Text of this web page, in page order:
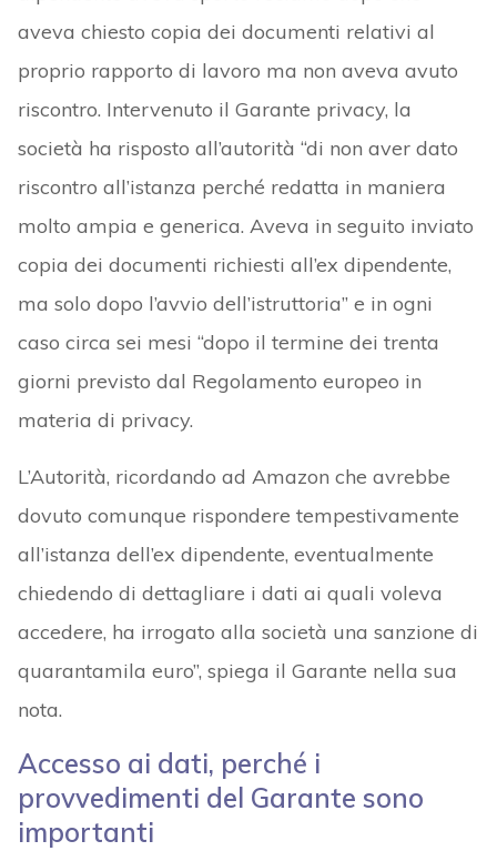
aveva chiesto copia dei documenti relativi al
proprio rapporto di lavoro ma non aveva avuto
riscontro. Intervenuto il Garante privacy, la
società ha risposto all’autorità “di non aver dato
riscontro all’istanza perché redatta in maniera
molto ampia e generica. Aveva in seguito inviato
copia dei documenti richiesti all’ex dipendente,
ma solo dopo l’avvio dell’istruttoria” e in ogni
caso circa sei mesi “dopo il termine dei trenta
giorni previsto dal Regolamento europeo in
materia di privacy.
L’Autorità, ricordando ad Amazon che avrebbe
dovuto comunque rispondere tempestivamente
all’istanza dell’ex dipendente, eventualmente
chiedendo di dettagliare i dati ai quali voleva
accedere, ha irrogato alla società una sanzione di
quarantamila euro”, spiega il Garante nella sua
nota.
Accesso ai dati, perché i
provvedimenti del Garante sono
importanti